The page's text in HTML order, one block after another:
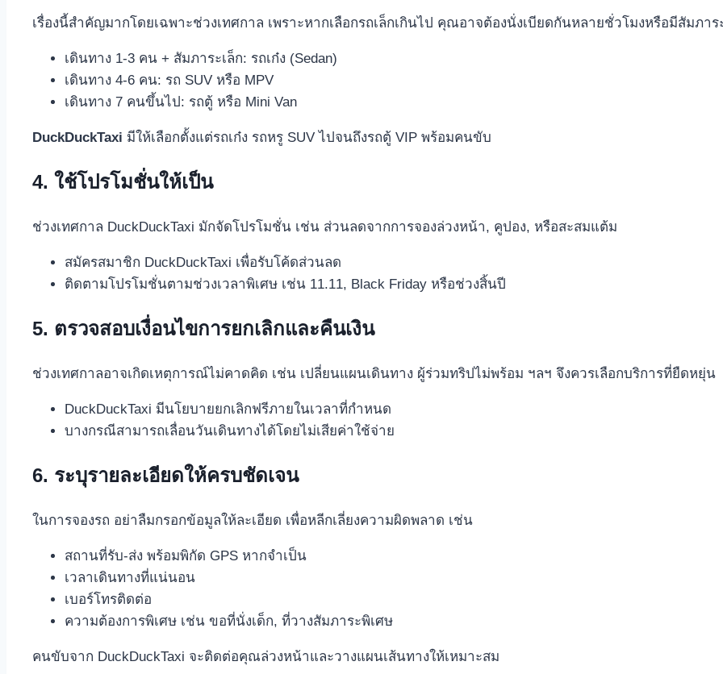
เรื่องนี้สำคัญมากโดยเฉพาะช่วงเทศกาล เพราะหากเลือกรถเล็กเกินไป คุณอาจต้องนั่งเบียดกันหลายชั่วโมงหรือมีสัมภา
เดินทาง 1-3 คน + สัมภาระเล็ก: รถเก๋ง (Sedan)
เดินทาง 4-6 คน: รถ SUV หรือ MPV
เดินทาง 7 คนขึ้นไป: รถตู้ หรือ Mini Van
DuckDuckTaxi มีให้เลือกตั้งแต่รถเก๋ง รถหรู SUV ไปจนถึงรถตู้ VIP พร้อมคนขับ
4. ใช้โปรโมชั่นให้เป็น
ช่วงเทศกาล DuckDuckTaxi มักจัดโปรโมชั่น เช่น ส่วนลดจากการจองล่วงหน้า, คูปอง, หรือสะสมแต้ม
สมัครสมาชิก DuckDuckTaxi เพื่อรับโค้ดส่วนลด
ติดตามโปรโมชั่นตามช่วงเวลาพิเศษ เช่น 11.11, Black Friday หรือช่วงสิ้นปี
5. ตรวจสอบเงื่อนไขการยกเลิกและคืนเงิน
ช่วงเทศกาลอาจเกิดเหตุการณ์ไม่คาดคิด เช่น เปลี่ยนแผนเดินทาง ผู้ร่วมทริปไม่พร้อม ฯลฯ จึงควรเลือกบริการที่ยืดหยุ่น
DuckDuckTaxi มีนโยบายยกเลิกฟรีภายในเวลาที่กำหนด
บางกรณีสามารถเลื่อนวันเดินทางได้โดยไม่เสียค่าใช้จ่าย
6. ระบุรายละเอียดให้ครบชัดเจน
ในการจองรถ อย่าลืมกรอกข้อมูลให้ละเอียด เพื่อหลีกเลี่ยงความผิดพลาด เช่น
สถานที่รับ-ส่ง พร้อมพิกัด GPS หากจำเป็น
เวลาเดินทางที่แน่นอน
เบอร์โทรติดต่อ
ความต้องการพิเศษ เช่น ขอที่นั่งเด็ก, ที่วางสัมภาระพิเศษ
คนขับจาก DuckDuckTaxi จะติดต่อคุณล่วงหน้าและวางแผนเส้นทางให้เหมาะสม